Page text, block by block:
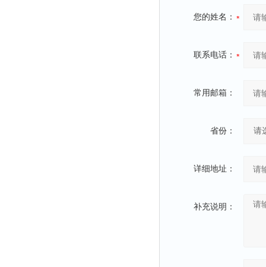
您的姓名：
联系电话：
常用邮箱：
省份：
详细地址：
补充说明：